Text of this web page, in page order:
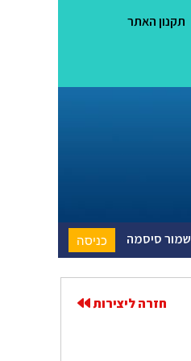
תקנון האתר
שמור סיסמה
חזרה ליצירות